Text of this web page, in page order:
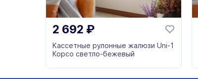
2 692 ₽
Кассетные рулонные жалюзи Uni-1
Корсо светло-бежевый